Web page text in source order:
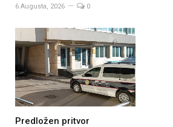
6 Augusta, 2026 0
Predložen pritvor